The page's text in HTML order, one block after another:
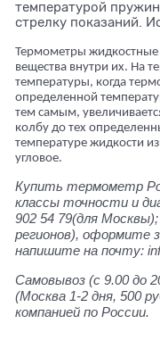
температурой
стрелку показаний.
Термометры
вещества внутри их. На
температуры, когда
определенной
тем самым,
колбу до тех
температуре жидкости
угловое.
Купить термометр
классы точности и
902 54 79(для
регионов), оформите
напишите на почту:
Самовывоз (с 9.00 до
(Москва 1-2 дня, 500
компанией по России.